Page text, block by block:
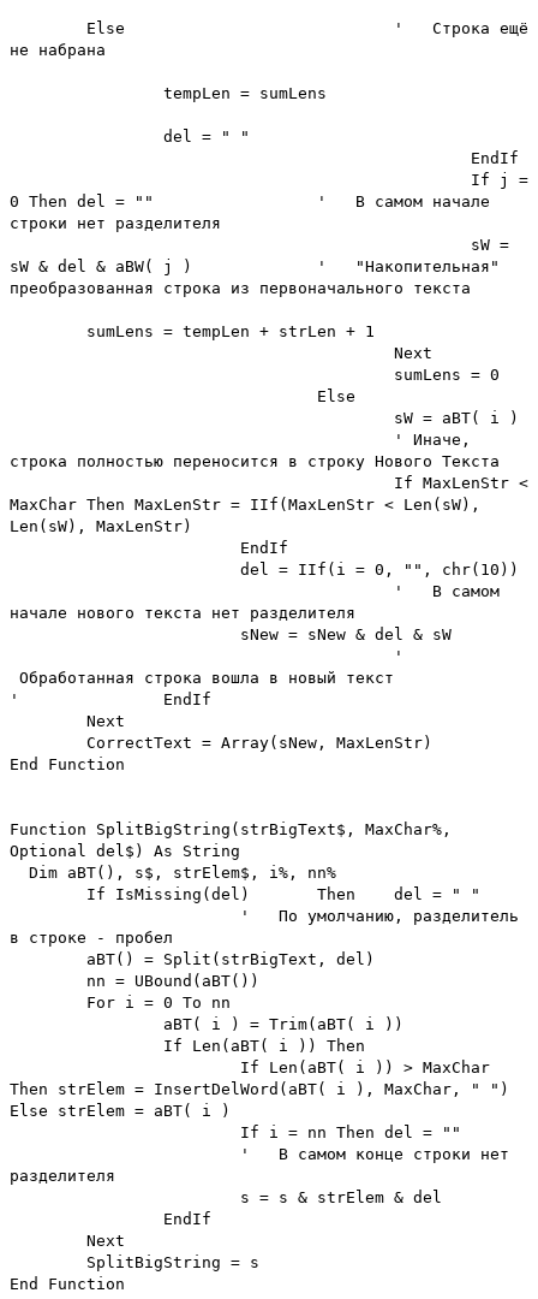
Else
' Строка ещё
не набрана
tempLen = sumLens
del = " "
EndIf
If j =
0 Then del = ""
' В самом начале
строки нет разделителя
sW =
sW & del & aBW( j )
' "Накопительная"
преобразованная строка из первоначального текста
sumLens = tempLen + strLen + 1
Next
sumLens = 0
Else
sW = aBT( i )
' Иначе,
строка полностью переносится в строку Нового Текста
If MaxLenStr <
MaxChar Then MaxLenStr = IIf(MaxLenStr < Len(sW),
Len(sW), MaxLenStr)
EndIf
del = IIf(i = 0, "", chr(10))
' В самом
начале нового текста нет разделителя
sNew = sNew & del & sW
'
Обработанная строка вошла в новый текст
'
EndIf
Next
CorrectText = Array(sNew, MaxLenStr)
End Function
Function SplitBigString(strBigText$, MaxChar%,
Optional del$) As String
Dim aBT(), s$, strElem$, i%, nn%
If IsMissing(del)
Then
del = " "
' По умолчанию, разделитель
в строке - пробел
aBT() = Split(strBigText, del)
nn = UBound(aBT())
For i = 0 To nn
aBT( i ) = Trim(aBT( i ))
If Len(aBT( i )) Then
If Len(aBT( i )) > MaxChar
Then strElem = InsertDelWord(aBT( i ), MaxChar, " ")
Else strElem = aBT( i )
If i = nn Then del = ""
' В самом конце строки нет
разделителя
s = s & strElem & del
EndIf
Next
SplitBigString = s
End Function